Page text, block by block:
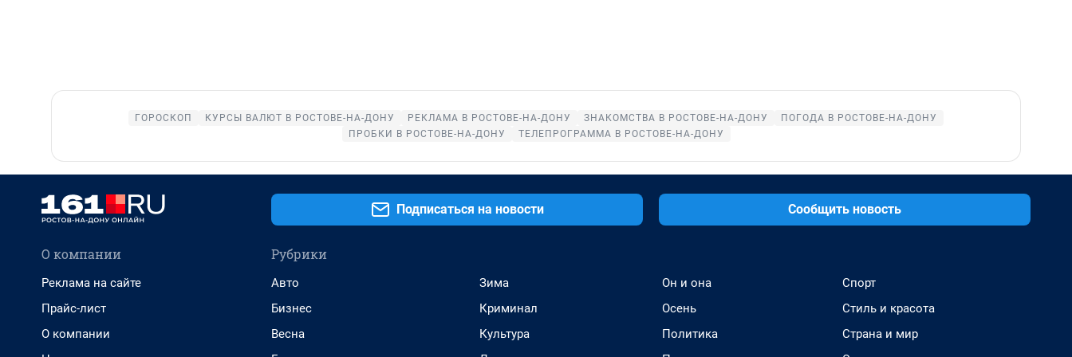
ГОРОСКОП КУРСЫ ВАЛЮТ В РОСТОВЕ-НА-ДОНУ РЕКЛАМА В РОСТОВЕ-НА-ДОНУ ЗНАКОМСТВА В РОСТОВЕ-НА-ДОНУ
ПОГОДА В РОСТОВЕ-НА-ДОНУ
ПРОБКИ В РОСТОВЕ-НА-ДОНУ
ТЕЛЕПРОГРАММА В РОСТОВЕ-НА-ДОНУ
Подписаться на новости Сообщить новость
О компании
Реклама на сайте
Прайс-лист
О компании
Рубрики
Авто
Бизнес
Весна
Зима
Криминал
Культура
Он и она
Осень
Политика
Спорт
Стиль и красота
Страна и мир